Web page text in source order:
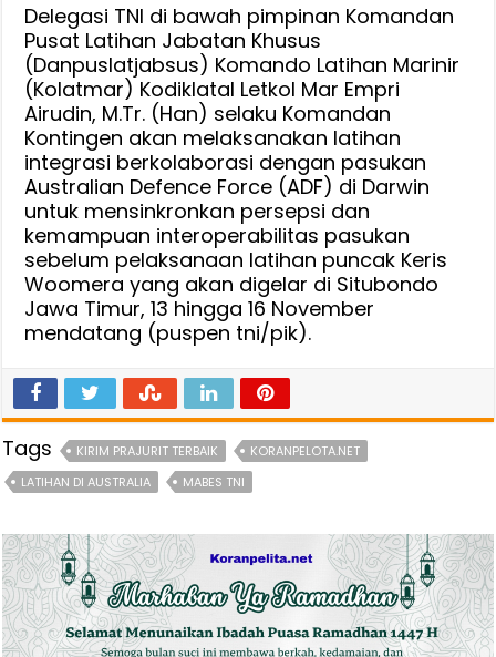
Delegasi TNI di bawah pimpinan Komandan
Pusat Latihan Jabatan Khusus
(Danpuslatjabsus) Komando Latihan Marinir
(Kolatmar) Kodiklatal Letkol Mar Empri
Airudin, M.Tr. (Han) selaku Komandan
Kontingen akan melaksanakan latihan
integrasi berkolaborasi dengan pasukan
Australian Defence Force (ADF) di Darwin
untuk mensinkronkan persepsi dan
kemampuan interoperabilitas pasukan
sebelum pelaksanaan latihan puncak Keris
Woomera yang akan digelar di Situbondo
Jawa Timur, 13 hingga 16 November
mendatang (puspen tni/pik).
Tags KIRIM PRAJURIT TERBAIK
KORANPELOTA.NET
LATIHAN DI AUSTRALIA
MABES TNI